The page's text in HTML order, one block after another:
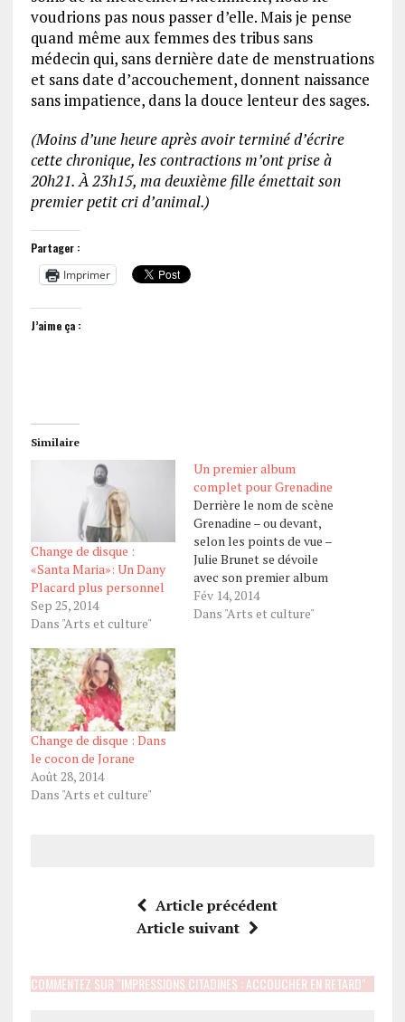
voudrions pas nous passer d’elle. Mais je pense
quand même aux femmes des tribus sans
médecin qui, sans dernière date de menstruations
et sans date d’accouchement, donnent naissance
sans impatience, dans la douce lenteur des sages.
(Moins d’une heure après avoir terminé d’écrire
cette chronique, les contractions m’ont prise à
20h21. À 23h15, ma deuxième fille émettait son
premier petit cri d’animal.)
Partager :
Imprimer
J’aime ça :
Similaire
Change de disque :
«Santa Maria»: Un Dany
Placard plus personnel
Sep 25, 2014
Dans "Arts et culture"
Un premier album
complet pour Grenadine
Derrière le nom de scène
Grenadine – ou devant,
selon les points de vue –
Julie Brunet se dévoile
avec son premier album
homonyme. Ton EP
numérique, sorti en 2010,
Fév 14, 2014
Dans "Arts et culture"
Change de disque : Dans
le cocon de Jorane
Août 28, 2014
Dans "Arts et culture"
Article précédent
Article suivant
COMMENTEZ SUR "IMPRESSIONS CITADINES : ACCOUCHER EN RETARD"